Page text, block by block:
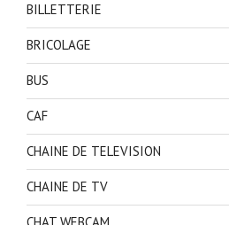
BILLETTERIE
BRICOLAGE
BUS
CAF
CHAINE DE TELEVISION
CHAINE DE TV